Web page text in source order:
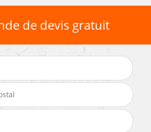
de devis gratuit